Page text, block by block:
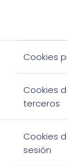
Cookies
Cookies
terceros
Cookies
sesión